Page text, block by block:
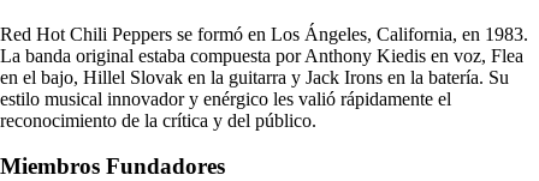
Red Hot Chili Peppers se formó en Los Ángeles, California, en 1983.
La banda original estaba compuesta por Anthony Kiedis en voz, Flea
en el bajo, Hillel Slovak en la guitarra y Jack Irons en la batería. Su
estilo musical innovador y enérgico les valió rápidamente el
reconocimiento de la crítica y del público.
Miembros Fundadores